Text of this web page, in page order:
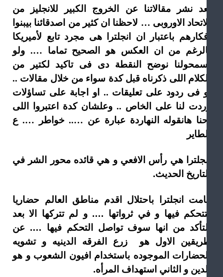
نشر مقالاتنا عن الخروج الكبير للانجليز من
الاوروبى … لاحظنا ان كثير من اصدقائنا بيبنوا
باعتبار ان انجلترا هى مجرد تابع لأميريكا
من ان العكس هو الصحيح تماما …. ولو
نوضح النقطة دى فى تاكيد لكتير من
اللى ذكرناه قبل كدة سواء من خلال مقالات ..
فى ردود على تعليقات .. او اجابة على تساؤلات
لنا على الخاص .. وعلشان كدة اعتبروا اللى
هانقوله النهاردة عبارة عن ….. خواطر …. ع
هي رأس الافعي و هي قائده محور الشر في
الحديث.
انجلترا باحتلال اقدم مناطق العالم حضاريا
فيها و في ثرواتها …. و لم تتركها الا بعد
من انها سوف تواصل التحكم فيها …. عن
الاول هو زرع الفرقه الدينيه و تشويه
الموجوده باستخدام افيون الشعوب و هو
و الثاني استهداف المرأه.